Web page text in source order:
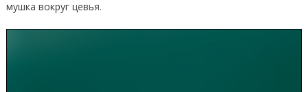
мушка вокруг цевья.